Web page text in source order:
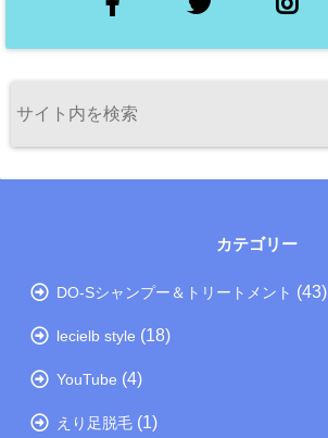
カテゴリー
DO-Sシャンプー＆トリートメント (43)
lecielb style (18)
YouTube (4)
えり足脱毛 (1)